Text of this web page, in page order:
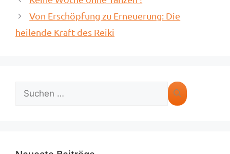
Von Erschöpfung zu Erneuerung: Die
heilende Kraft des Reiki